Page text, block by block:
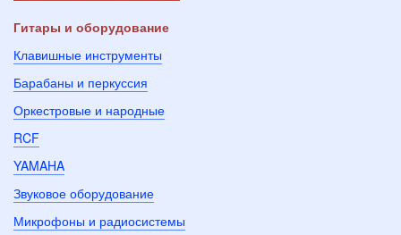
Гитары и оборудование
Клавишные инструменты
Барабаны и перкуссия
Оркестровые и народные
RCF
YAMAHA
Звуковое оборудование
Микрофоны и радиосистемы